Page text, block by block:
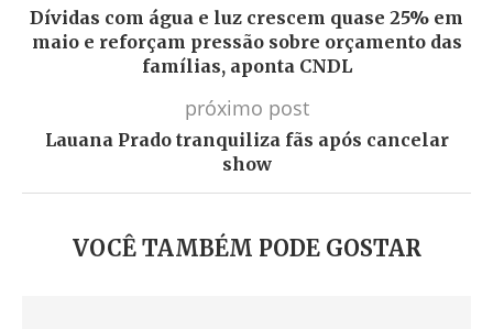
Dívidas com água e luz crescem quase 25% em
maio e reforçam pressão sobre orçamento das
famílias, aponta CNDL
próximo post
Lauana Prado tranquiliza fãs após cancelar
show
VOCÊ TAMBÉM PODE GOSTAR